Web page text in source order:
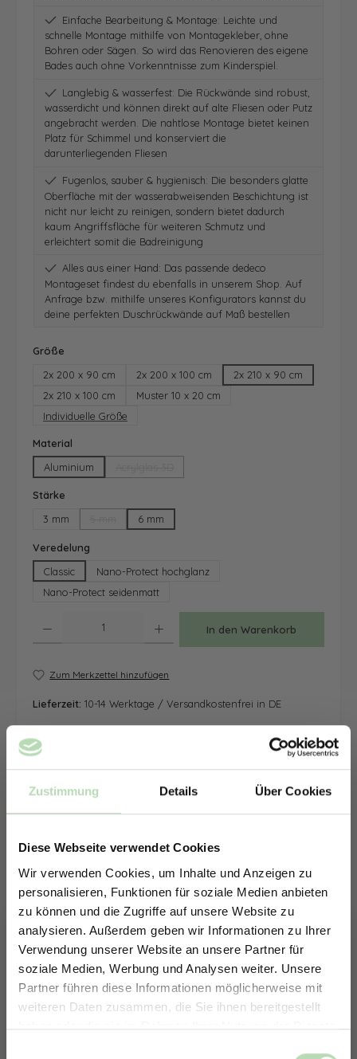
Zustimmung Details Über Cookies
Diese Webseite verwendet Cookies
Wir verwenden Cookies, um Inhalte und Anzeigen zu
personalisieren, Funktionen für soziale Medien anbieten
zu können und die Zugriffe auf unsere Website zu
analysieren. Außerdem geben wir Informationen zu Ihrer
Verwendung unserer Website an unsere Partner für
soziale Medien, Werbung und Analysen weiter. Unsere
Partner führen diese Informationen möglicherweise mit
weiteren Daten zusammen, die Sie ihnen bereitgestellt
haben oder die sie im Rahmen Ihrer Nutzung der Dienste
Einfache Bearbeitung & Montage: Leichte und
schnelle Montage mithilfe von Montagekleber, ohne
Bohren oder Sägen. So wird das Renovieren des eigene
Bades auch ohne Vorkenntnisse zum Kinderspiel.
Langlebig & wasserfest: Die Rückwände sind robust,
wasserdicht und können direkt auf alte Fliesen oder Putz
angebracht werden. Die nahtlose Montage bietet keinen
Platz für Schimmel und konserviert die
darunterliegenden Fliesen
Fugenlos, sauber & hygienisch: Die besonders glatte
Oberfläche mit der wasserabweisenden Beschichtung ist
nicht nur leicht zu reinigen, sondern bietet dadurch
kaum Angriffsfläche für weiteren Schmutz und
erleichtert somit die Badreinigung
Alles aus einer Hand: Das passende dedeco
Montageset findest du ebenfalls in unserem Shop. Auf
Anfrage bzw. mithilfe unseres Konfigurators kannst du
deine perfekten Duschrückwände auf Maß bestellen
Größe
2x 200 x 90 cm
2x 200 x 100 cm
2x 210 x 90 cm
2x 210 x 100 cm
Muster 10 x 20 cm
Individuelle Größe
Material
Aluminium
Stärke
3 mm
(Diese Option ist zurzeit nicht verfügbar.)
6 mm
Veredelung
Classic
Nano-Protect hochglanz
Nano-Protect seidenmatt
In den Warenkorb
Zum Merkzettel hinzufügen
Lieferzeit: 10-14 Werktage / Versandkostenfrei in DE
ERHALTE 5% RABATT AUF
DEINE RÜCKWÄNDE